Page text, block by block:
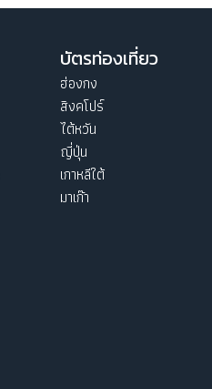
บัตรท่องเที่ยว
ฮ่องกง
สิงคโปร์
ไต้หวัน
ญี่ปุ่น
เกาหลีใต้
มาเก๊า